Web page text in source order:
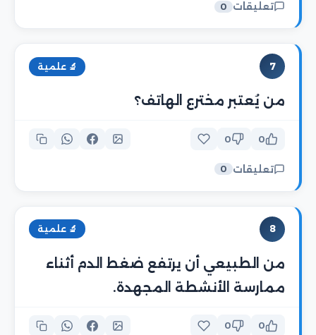
تعليقات 0
7 🔬 علمية
من يُعتبر مخترع الهاتف؟
0
0
تعليقات 0
8 🔬 علمية
من الطبيعي أن يرتفع ضغط الدم أثناء
ممارسة الأنشطة المجهدة.
0
0